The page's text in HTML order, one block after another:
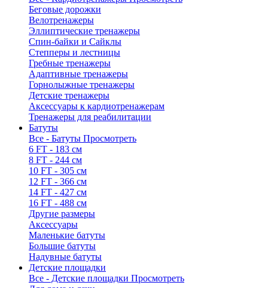
Беговые дорожки
Велотренажеры
Эллиптические тренажеры
Спин-байки и Сайклы
Степперы и лестницы
Гребные тренажеры
Адаптивные тренажеры
Горнолыжные тренажеры
Детские тренажеры
Аксессуары к кардиотренажерам
Тренажеры для реабилитации
Батуты
Все - Батуты Просмотреть
6 FT - 183 см
8 FT - 244 см
10 FT - 305 см
12 FT - 366 см
14 FT - 427 см
16 FT - 488 см
Другие размеры
Аксессуары
Маленькие батуты
Большие батуты
Надувные батуты
Детские площадки
Все - Детские площадки Просмотреть